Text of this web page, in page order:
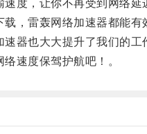
，让你不再受到网络延
雷轰网络加速器都能有
也大大提升了我们的工
速度保驾护航吧！。